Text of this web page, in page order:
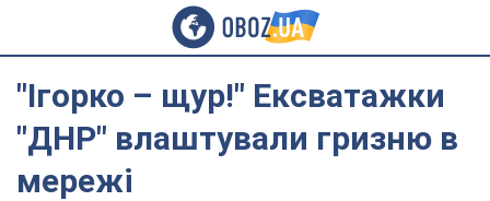
"Ігорко – щур!" Ексватажки
"ДНР" влаштували гризню в
мережі